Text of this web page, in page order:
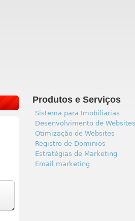
Produtos e Serviços
Sistema para Imobiliarias
Desenvolvimento de Websites
Otimização de Websites
Registro de Dominios
Estratégias de Marketing
Email marketing